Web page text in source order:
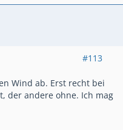
#113
Wind ab. Erst recht bei
der andere ohne. Ich mag